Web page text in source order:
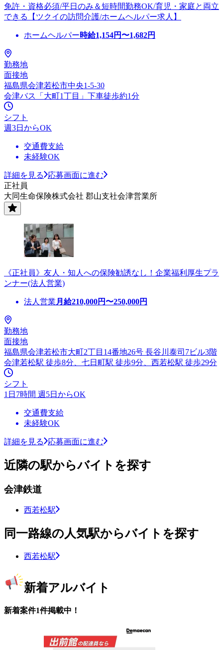
免許・資格必須/平日のみ＆短時間勤務OK/育児・家庭と両立
できる【ツクイの訪問介護/ホームヘルパー求人】
ホームヘルパー時給1,154円〜1,682円
勤務地
面接地
福島県会津若松市中央1-5-30
会津バス「大町1丁目」下車徒歩約1分
シフト
週3日からOK
交通費支給
未経験OK
詳細を見る
応募画面に進む
正社員
大同生命保険株式会社 郡山支社会津営業所
《正社員》友人・知人への保険勧誘なし！企業福利厚生プラ
ンナー(法人営業)
法人営業 月給210,000円〜250,000円
勤務地
面接地
福島県会津若松市大町2丁目14番地26号 長谷川泰司7ビル3階
会津若松駅 徒歩8分、七日町駅 徒歩9分、西若松駅 徒歩29分
シフト
1日7時間 週5日からOK
交通費支給
未経験OK
詳細を見る 応募画面に進む
近隣の駅からバイトを探す
会津鉄道
西若松駅
同一路線の人気駅からバイトを探す
西若松駅
新着アルバイト
新着案件1件掲載中！